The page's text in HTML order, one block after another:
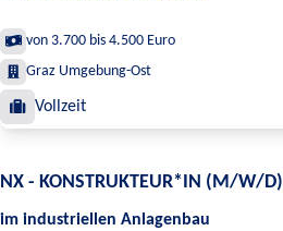
von 3.700 bis 4.500 Euro
Graz Umgebung-Ost
Vollzeit
NX - KONSTRUKTEUR*IN (M/W/D)
im industriellen Anlagenbau